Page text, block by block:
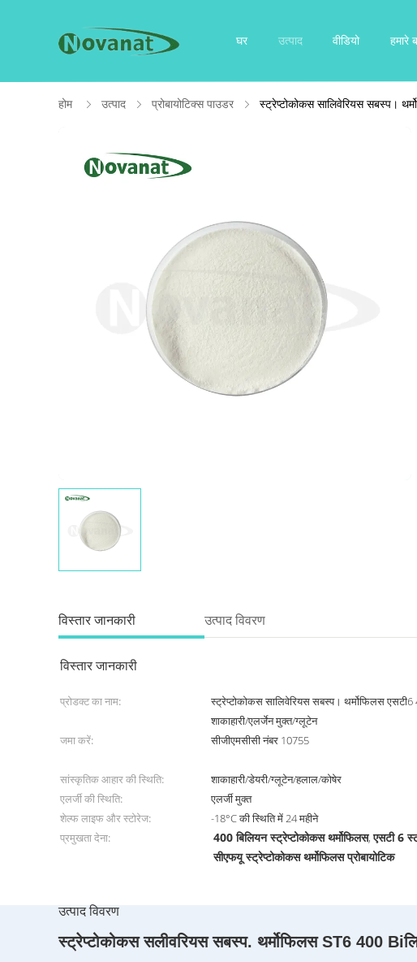
घर उत्पाद वीडियो हमारे
होम उत्पाद प्रोबायोटिक्स पाउडर स्ट्रेप्टोकोकस सालिवेरियस सबस्प।
विस्तार जानकारी उत्पाद विवरण
विस्तार जानकारी
प्रोडक्ट का नाम:
स्ट्रेप्टोकोकस सालिवेरियस सबस्प। थर्मोफिलस
शाकाहारी/एलर्जेन मुक्त/ग्लूटेन
जमा करें: सीजीएमसीसी नंबर 10755
सांस्कृतिक आहार की स्थिति:
शाकाहारी/डेयरी/ग्लूटेन/हलाल/कोषेर
एलर्जी की स्थिति:
एलर्जी मुक्त
शेल्फ लाइफ और स्टोरेज:
-18°C की स्थिति में 24 महीने
प्रमुखता देना:
400 बिलियन स्ट्रेप्टोकोकस थर्मोफिलस,एसटी 6
सीएफयू स्ट्रेप्टोकोकस थर्मोफिलस प्रोबायोटिक
उत्पाद विवरण
स्ट्रेप्टोकोकस सलीवरियस सबस्प. थर्मोफिलस ST6 400 Bi